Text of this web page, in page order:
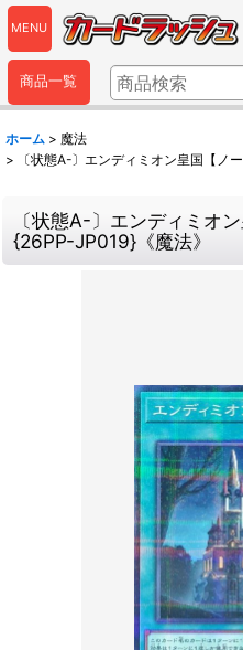
MENU
商品一覧
ホーム > 魔法
>
〔状態A-〕エンディミオン皇国【ノ
〔状態A-〕エンディミオ
{26PP-JP019}《魔法》